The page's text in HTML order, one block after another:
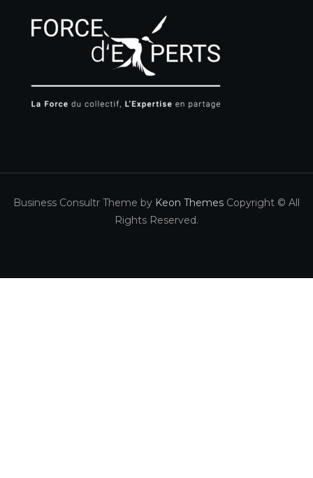
Business Consultr Theme by Keon Themes Copyright © All
Rights Reserved.